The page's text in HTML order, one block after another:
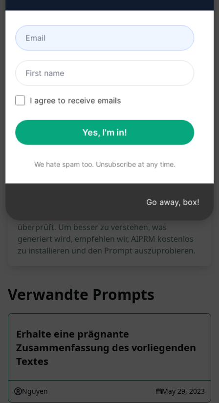
Verbesserte Effizienz bei der XERO-Nutzung
Individuelle Unterstützung durch Experten
Prompt-Statistiken
1,266 0 339
Bitte beachten Sie: Die vorstehende
überprüft. Um besser zu verstehen, was
generiert wird, empfehlen wir, AIPRM kostenlos
zu installieren und den Prompt auszuprobieren.
Verwandte Prompts
Erhalte eine prägnante
Zusammenfassung des vorliegenden
Textes
Nguyen May 29, 2023
I agree to receive emails
Yes, I'm in!
We hate spam too. Unsubscribe at any time.
Go away, box!